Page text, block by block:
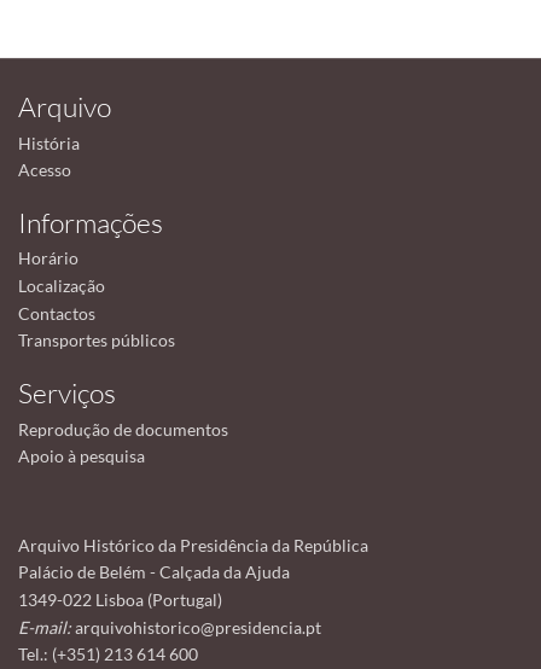
Arquivo
História
Acesso
Informações
Horário
Localização
Contactos
Transportes públicos
Serviços
Reprodução de documentos
Apoio à pesquisa
Arquivo Histórico da Presidência da República
Palácio de Belém - Calçada da Ajuda
1349-022 Lisboa (Portugal)
E-mail:arquivohistorico@presidencia.pt
Tel.: (+351) 213 614 600